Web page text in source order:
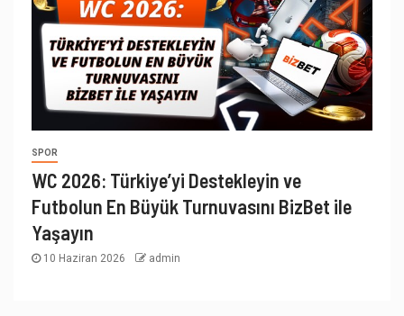
SPOR
WC 2026: Türkiye’yi Destekleyin ve
Futbolun En Büyük Turnuvasını BizBet ile
Yaşayın
10 Haziran 2026 admin